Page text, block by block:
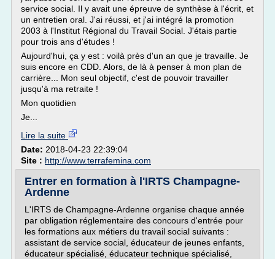
service social. Il y avait une épreuve de synthèse à l'écrit, et
un entretien oral. J'ai réussi, et j'ai intégré la promotion
2003 à l'Institut Régional du Travail Social. J'étais partie
pour trois ans d'études !
Aujourd'hui, ça y est : voilà près d'un an que je travaille. Je
suis encore en CDD. Alors, de là à penser à mon plan de
carrière... Mon seul objectif, c'est de pouvoir travailler
jusqu'à ma retraite !
Mon quotidien
Je...
Lire la suite
Date: 2018-04-23 22:39:04
Site : http://www.terrafemina.com
Entrer en formation à l'IRTS Champagne-
Ardenne
L'IRTS de Champagne-Ardenne organise chaque année
par obligation réglementaire des concours d'entrée pour
les formations aux métiers du travail social suivants :
assistant de service social, éducateur de jeunes enfants,
éducateur spécialisé, éducateur technique spécialisé,